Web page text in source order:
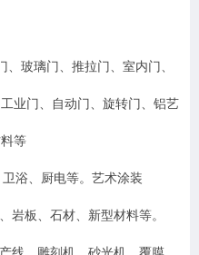
玻璃门、推拉门、室内门、
业门、自动门、旋转门、铝艺
等
浴、厨电等。艺术涂装
岩板、石材、新型材料等。